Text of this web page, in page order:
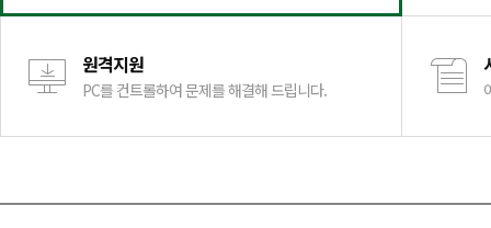
원격지원
PC를 컨트롤하여 문제를 해결해 드립니다.